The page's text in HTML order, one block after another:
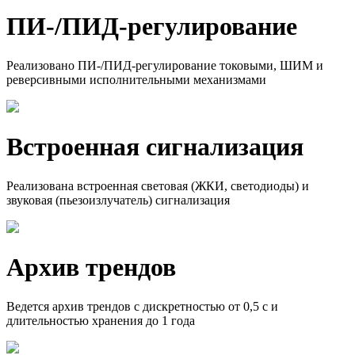
ПИ-/ПИД-регулиро­вание
Реализовано ПИ-/ПИД-регулирование токовыми, ШИМ и
реверсивными исполнительными механизмами
Встроенная сигнализа­­ция
Реализована встроенная световая (ЖКИ, светодиоды) и
звуковая (пьезоизлучатель) сигнализация
Архив трендов
Ведется архив трендов с дискретностью от 0,5 с и
длительностью хранения до 1 года